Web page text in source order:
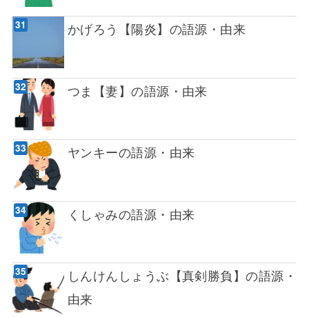
かげろう【陽炎】の語源・由来
つま【妻】の語源・由来
ヤンキーの語源・由来
くしゃみの語源・由来
しんけんしょうぶ【真剣勝負】の語源・
由来